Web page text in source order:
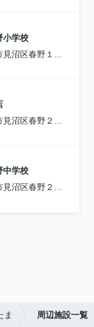
小学校
埼玉県さいたま市見沼区春野１丁目
中学校
ま 周辺施設一覧